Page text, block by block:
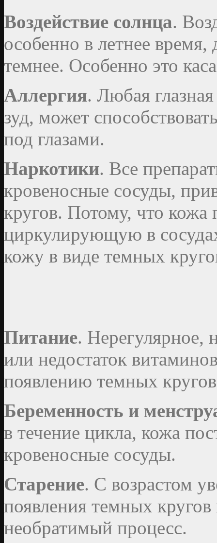
Воздействие солнца.
особенно в летнее время,
темнее. Особенно это
Аллергия. Любая
зуд, может
под глазами.
Наркотики. Все
кровеносные сосуды,
кругов. Потому, что кожа
циркулирующую в
кожу в виде темных
Питание. Нерегулярное,
или недостаток
появлению темных кругов
Беременность и
в течение цикла, кожа
кровеносные сосуды.
Старение. С возрастом
появления темных кругов
необратимый процесс.